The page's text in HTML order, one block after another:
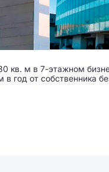
кв. м в 7-этажном
год от собственника